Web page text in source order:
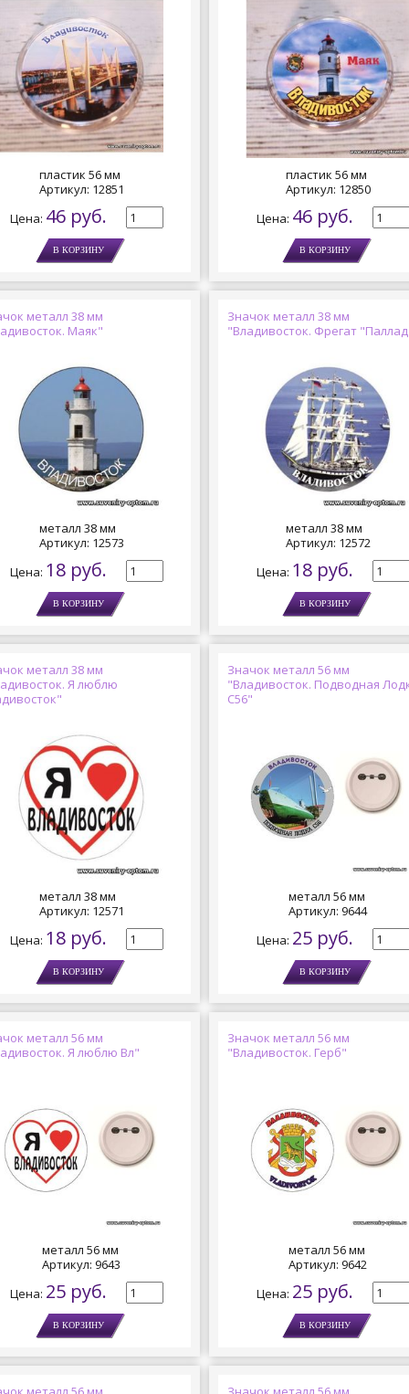
пластик 56 мм
Артикул: 12851
Цена: 46 руб.
пластик 56 мм
Артикул: 12850
Цена: 46 руб.
металл 38 мм
Маяк"
металл 38 мм
Артикул: 12573
Цена: 18 руб.
Значок металл 38 мм
"Владивосток. Фрегат
металл 38 мм
Артикул: 12572
Цена: 18 руб.
металл 38 мм
Я люблю
металл 38 мм
Артикул: 12571
Цена: 18 руб.
Значок металл 56 мм
"Владивосток. Подводная
С56"
металл 56 мм
Артикул: 9644
Цена: 25 руб.
металл 56 мм
Я люблю Вл"
металл 56 мм
Артикул: 9643
Цена: 25 руб.
Значок металл 56 мм
"Владивосток. Герб"
металл 56 мм
Артикул: 9642
Цена: 25 руб.